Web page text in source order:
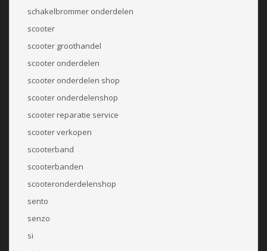
schakelbrommer onderdelen
scooter
scooter groothandel
scooter onderdelen
scooter onderdelen shop
scooter onderdelenshop
scooter reparatie service
scooter verkopen
scooterband
scooterbanden
scooteronderdelenshop
sento
senzo
si